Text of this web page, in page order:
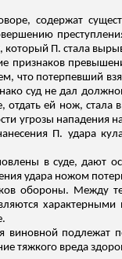
содержат
который П. стала
признаков
что потерпевший
суд не дал
отдать ей нож,
угрозы нападения
П. удара
в суде,
удара ножом
обороны. Между
характерными
виновной
тяжкого вреда